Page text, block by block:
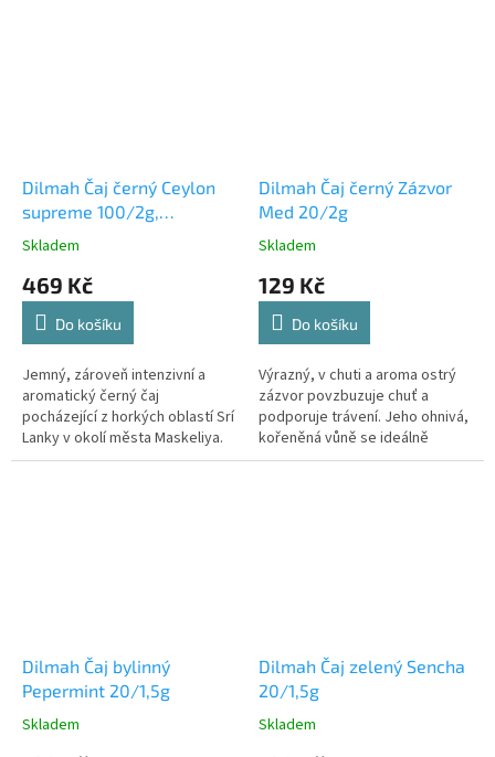
Dilmah Čaj černý Ceylon
supreme 100/2g,
jednotlivě balené
Skladem
469 Kč
Do košíku
Jemný, zároveň intenzivní a
aromatický černý čaj
pocházející z horkých oblastí Srí
Lanky v okolí města Maskeliya.
Čaj typický pro Srí Lanku, dříve
Dilmah Čaj černý Zázvor
Med 20/2g
Skladem
129 Kč
Do košíku
Výrazný, v chuti a aroma ostrý
zázvor povzbuzuje chuť a
podporuje trávení. Jeho ohnivá,
kořeněná vůně se ideálně
doplňuje s cejlonským, ve
Dilmah Čaj bylinný
Pepermint 20/1,5g
Skladem
Dilmah Čaj zelený Sencha
20/1,5g
Skladem